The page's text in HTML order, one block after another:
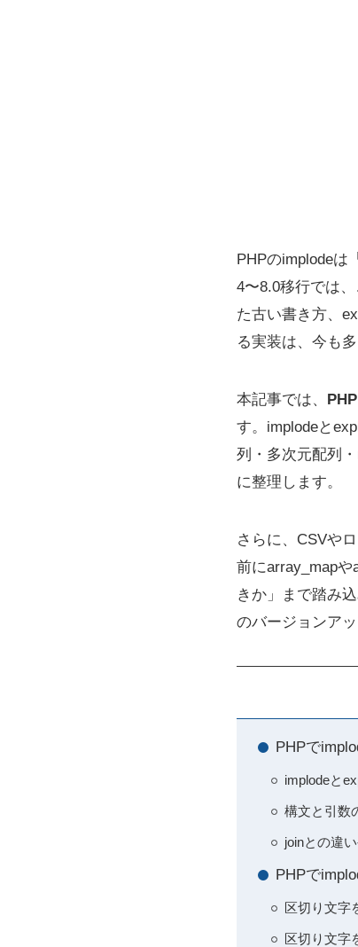
PHPのimplodeは
4〜8.0移行では
た古い書き方、
る実装は、今も
本記事では、
す。implodeと
列・多次元配列
に整理します。
さらに、CSVや
前にarray_map
きか」まで踏み
のバージョンア
PHPで
implodeと
構文と引数
joinとの違
PHPで
区切り文字
区切り文字